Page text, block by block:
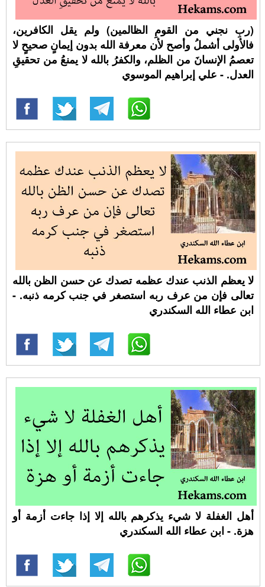
(ربِ نجني من القومِ الظالمين) ولم يقل الكافرين،
فالأولى أشملُ وأصح لأن معرفة الله بدون إيمانٍ صحيحٍ لا
تعصمُ الإنسانَ من الظلم، والكفرُ بالله لا يمنعُ من تحقيقِ
العدل. - علي إبراهيم الموسوي
لا يعظم الذنب عندك عظمه تصدك عن حسن الظن بالله
تعالى فإن من عرف ربه استصغر في جنب كرمه ذنبه. -
ابن عطاء الله السكندري
أهل الغفلة لا شيء يذكرهم بالله إلا إذا جاءت أزمة أو
هزة. - ابن عطاء الله السكندري